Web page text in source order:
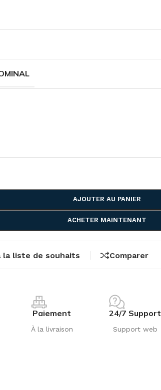
AJOUTER AU PANIER
ACHETER MAINTENANT
la liste de souhaits Comparer
Paiement
À la livraison
24/7 Support
Support web